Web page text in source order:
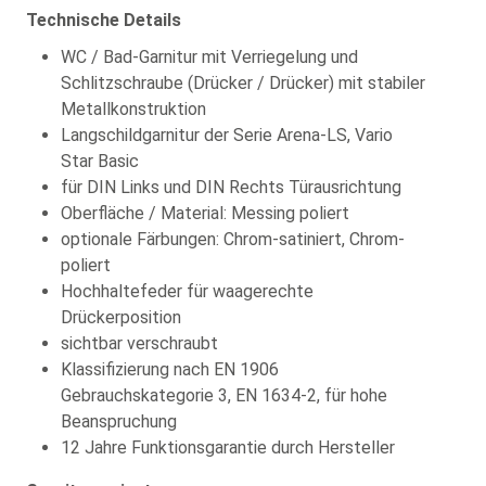
Technische Details
WC / Bad-Garnitur mit Verriegelung und
Schlitzschraube (Drücker / Drücker) mit stabiler
Metallkonstruktion
Langschildgarnitur der Serie Arena-LS, Vario
Star Basic
für DIN Links und DIN Rechts Türausrichtung
Oberfläche / Material: Messing poliert
optionale Färbungen: Chrom-satiniert, Chrom-
poliert
Hochhaltefeder für waagerechte
Drückerposition
sichtbar verschraubt
Klassifizierung nach EN 1906
Gebrauchskategorie 3, EN 1634-2, für hohe
Beanspruchung
12 Jahre Funktionsgarantie durch Hersteller